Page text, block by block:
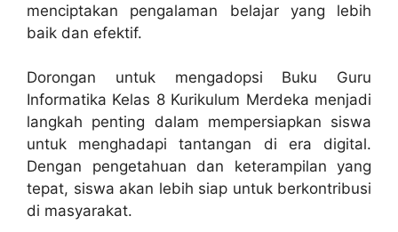
menciptakan pengalaman belajar yang lebih
baik dan efektif.
Dorongan untuk mengadopsi Buku Guru
Informatika Kelas 8 Kurikulum Merdeka menjadi
langkah penting dalam mempersiapkan siswa
untuk menghadapi tantangan di era digital.
Dengan pengetahuan dan keterampilan yang
tepat, siswa akan lebih siap untuk berkontribusi
di masyarakat.